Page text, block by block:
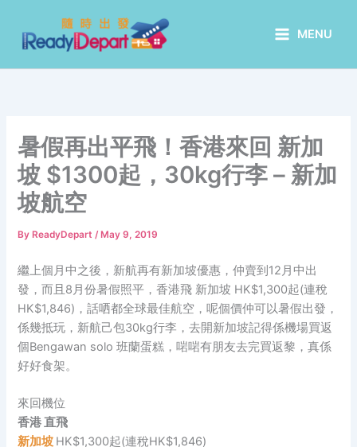
content
MENU
暑假再出平飛！香港來回 新加
坡 $1300起，30kg行李 – 新加
坡航空
By ReadyDepart/ May 9, 2019
繼上個月中之後，新航再有新加坡優惠，仲賣到12月中出
發，而且8月份暑假照平，香港飛 新加坡 HK$1,300起(連稅
HK$1,846)，話哂都全球最佳航空，呢個價仲可以暑假出發，
係幾抵玩，新航己包30kg行李，去開新加坡記得係機場買返
個Bengawan solo 班蘭蛋糕，啱啱有朋友去完買返黎，真係
好好食架。
來回機位
香港 直飛
新加坡 HK$1,300起(連稅HK$1,846)